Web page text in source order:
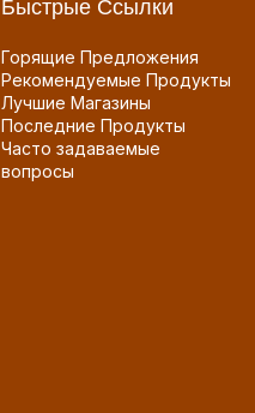
Быстрые Ссылки
Горящие Предложения
Рекомендуемые Продукты
Лучшие Магазины
Последние Продукты
Часто задаваемые
вопросы